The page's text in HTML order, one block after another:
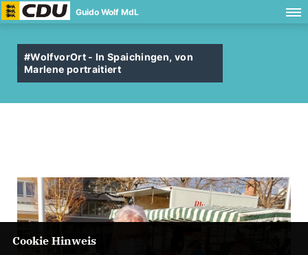
Guido Wolf MdL
#WolfvorOrt - In Spaichingen, von
Marlene portraitiert
Cookie Hinweis